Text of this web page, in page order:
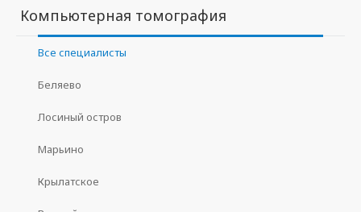
Компьютерная томография
Все специалисты
Беляево
Лосиный остров
Марьино
Крылатское